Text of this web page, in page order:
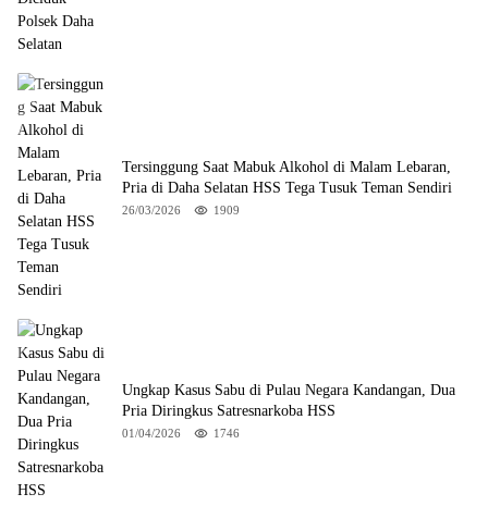
Tersinggung Saat Mabuk Alkohol di Malam Lebaran,
Pria di Daha Selatan HSS Tega Tusuk Teman Sendiri
26/03/2026 1909
Ungkap Kasus Sabu di Pulau Negara Kandangan, Dua
Pria Diringkus Satresnarkoba HSS
01/04/2026 1746